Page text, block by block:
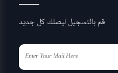
قم بالتسجيل ليصلك كل جديد